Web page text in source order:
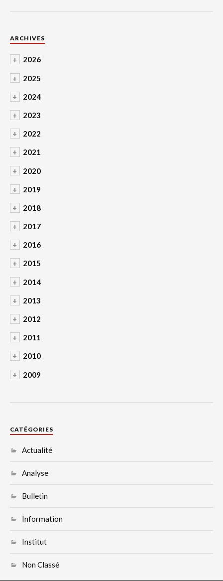
ARCHIVES
+ 2026
+ 2025
+ 2024
+ 2023
+ 2022
+ 2021
+ 2020
+ 2019
+ 2018
+ 2017
+ 2016
+ 2015
+ 2014
+ 2013
+ 2012
+ 2011
+ 2010
+ 2009
CATÉGORIES
Actualité
Analyse
Bulletin
Information
Institut
Non Classé